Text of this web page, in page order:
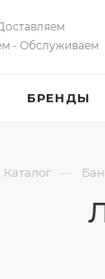
- Обслуживаем
БРЕНДЫ
Каталог —